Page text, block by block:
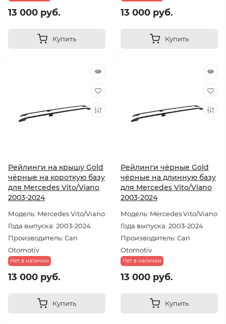
13 000 руб.
Купить
13 000 руб.
Купить
Рейлинги на крышу Gold
чёрные на короткую базу
для Mercedes Vito/Viano
2003-2024
Модель: Mercedes Vito/Viano
Года выпуска: 2003-2024
Производитель: Can
Otomotiv
Нет в наличии
13 000 руб.
Купить
Рейлинги чёрные Gold
чёрные на длинную базу
для Mercedes Vito/Viano
2003-2024
Модель: Mercedes Vito/Viano
Года выпуска: 2003-2024
Производитель: Can
Otomotiv
Нет в наличии
13 000 руб.
Купить